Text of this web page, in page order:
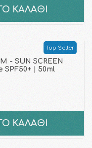
ΚΑΛΑΘΙ
Top Seller
- SUN SCREEN
SPF50+ | 50ml
ΚΑΛΑΘΙ